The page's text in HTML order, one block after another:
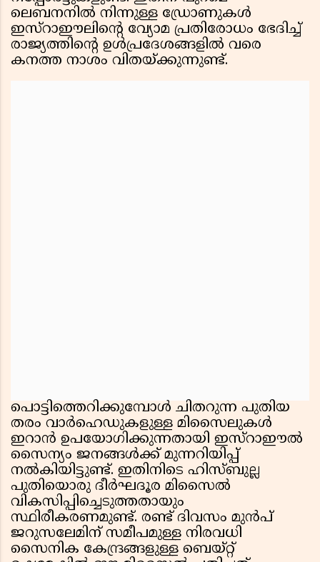
ലെബനനിൽ നിന്നുള്ള ഡ്രോണുകൾ
ഇസ്റാഈലിന്റെ വ്യോമ പ്രതിരോധം ഭേദിച്ച്
രാജ്യത്തിന്റെ ഉൾപ്രദേശങ്ങളിൽ വരെ
കനത്ത നാശം വിതയ്ക്കുന്നുണ്ട്.
പൊട്ടിത്തെറിക്കുമ്പോൾ ചിതറുന്ന പുതിയ
തരം വാർഹെഡുകളുള്ള മിസൈലുകൾ
ഇറാൻ ഉപയോഗിക്കുന്നതായി ഇസ്റാഈൽ
സൈന്യം ജനങ്ങൾക്ക് മുന്നറിയിപ്പ്
നൽകിയിട്ടുണ്ട്. ഇതിനിടെ ഹിസ്ബുല്ല
പുതിയൊരു ദീർഘദൂര മിസൈൽ
വികസിപ്പിച്ചെടുത്തതായും
സ്ഥിരീകരണമുണ്ട്. രണ്ട് ദിവസം മുൻപ്
ജറുസലേമിന് സമീപമുള്ള നിരവധി
സൈനിക കേന്ദ്രങ്ങളുള്ള ബെയ്റ്റ്